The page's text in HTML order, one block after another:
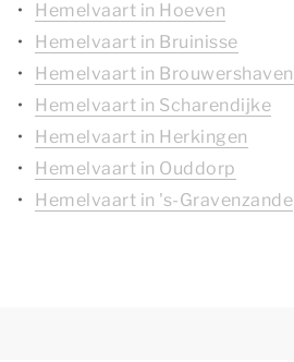
Hemelvaart in Hoeven
Hemelvaart in Bruinisse
Hemelvaart in Brouwershaven
Hemelvaart in Scharendijke
Hemelvaart in Herkingen
Hemelvaart in Ouddorp
Hemelvaart in 's-Gravenzande